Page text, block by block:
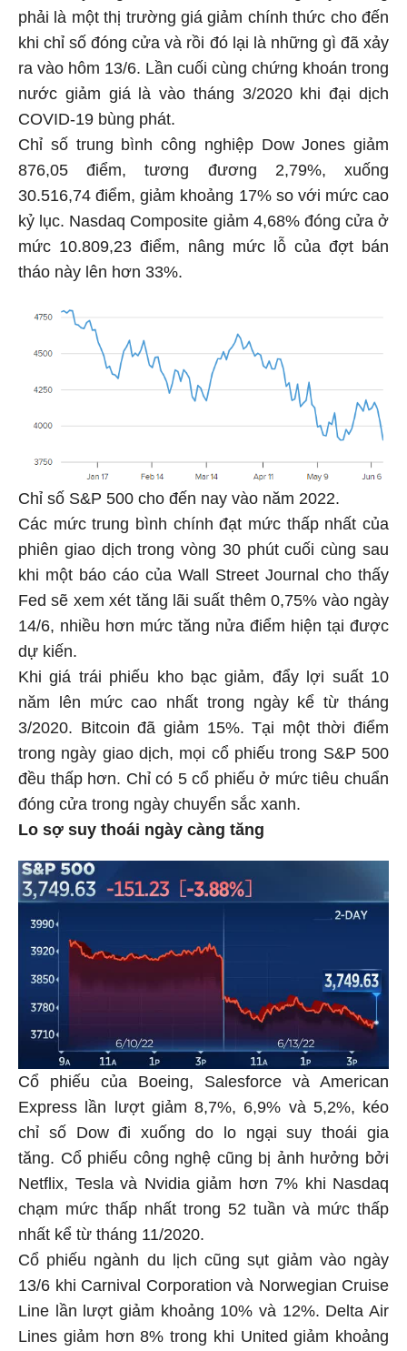
phải là một thị trường giá giảm chính thức cho đến
khi chỉ số đóng cửa và rồi đó lại là những gì đã xảy
ra vào hôm 13/6. Lần cuối cùng chứng khoán trong
nước giảm giá là vào tháng 3/2020 khi đại dịch
COVID-19 bùng phát.
Chỉ số trung bình công nghiệp Dow Jones giảm
876,05 điểm, tương đương 2,79%, xuống
30.516,74 điểm, giảm khoảng 17% so với mức cao
kỷ lục. Nasdaq Composite giảm 4,68% đóng cửa ở
mức 10.809,23 điểm, nâng mức lỗ của đợt bán
tháo này lên hơn 33%.
Chỉ số S&P 500 cho đến nay vào năm 2022.
Các mức trung bình chính đạt mức thấp nhất của
phiên giao dịch trong vòng 30 phút cuối cùng sau
khi một báo cáo của Wall Street Journal cho thấy
Fed sẽ xem xét tăng lãi suất thêm 0,75% vào ngày
14/6, nhiều hơn mức tăng nửa điểm hiện tại được
dự kiến.
Khi giá trái phiếu kho bạc giảm, đẩy lợi suất 10
năm lên mức cao nhất trong ngày kể từ tháng
3/2020. Bitcoin đã giảm 15%. Tại một thời điểm
trong ngày giao dịch, mọi cổ phiếu trong S&P 500
đều thấp hơn. Chỉ có 5 cổ phiếu ở mức tiêu chuẩn
đóng cửa trong ngày chuyển sắc xanh.
Lo sợ suy thoái ngày càng tăng
Cổ phiếu của Boeing, Salesforce và American
Express lần lượt giảm 8,7%, 6,9% và 5,2%, kéo
chỉ số Dow đi xuống do lo ngại suy thoái gia
tăng. Cổ phiếu công nghệ cũng bị ảnh hưởng bởi
Netflix, Tesla và Nvidia giảm hơn 7% khi Nasdaq
chạm mức thấp nhất trong 52 tuần và mức thấp
nhất kể từ tháng 11/2020.
Cổ phiếu ngành du lịch cũng sụt giảm vào ngày
13/6 khi Carnival Corporation và Norwegian Cruise
Line lần lượt giảm khoảng 10% và 12%. Delta Air
Lines giảm hơn 8% trong khi United giảm khoảng